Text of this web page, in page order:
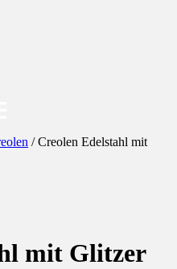
/ Creolen Edelstahl mit
mit Glitzer